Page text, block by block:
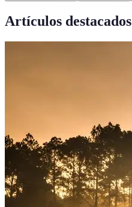
Artículos destacados